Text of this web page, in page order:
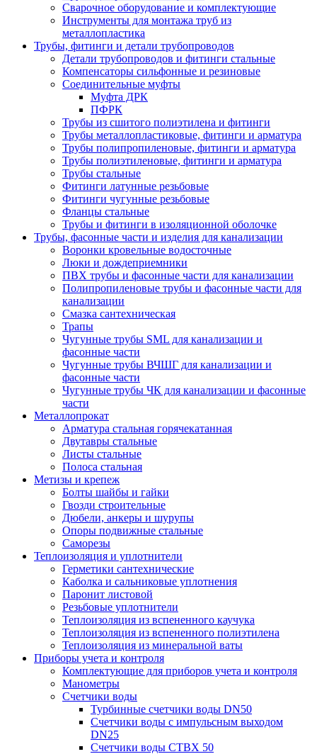
Сварочное оборудование и комплектующие
Инструменты для монтажа труб из
металлопластика
Трубы, фитинги и детали трубопроводов
Детали трубопроводов и фитинги стальные
Компенсаторы сильфонные и резиновые
Соединительные муфты
Муфта ДРК
ПФРК
Трубы из сшитого полиэтилена и фитинги
Трубы металлопластиковые, фитинги и арматура
Трубы полипропиленовые, фитинги и арматура
Трубы полиэтиленовые, фитинги и арматура
Трубы стальные
Фитинги латунные резьбовые
Фитинги чугунные резьбовые
Фланцы стальные
Трубы и фитинги в изоляционной оболочке
Трубы, фасонные части и изделия для канализации
Воронки кровельные водосточные
Люки и дождеприемники
ПВХ трубы и фасонные части для канализации
Полипропиленовые трубы и фасонные части для
канализации
Смазка сантехническая
Трапы
Чугунные трубы SML для канализации и
фасонные части
Чугунные трубы ВЧШГ для канализации и
фасонные части
Чугунные трубы ЧК для канализации и фасонные
части
Металлопрокат
Арматура стальная горячекатанная
Двутавры стальные
Листы стальные
Полоса стальная
Метизы и крепеж
Болты шайбы и гайки
Гвозди строительные
Дюбели, анкеры и шурупы
Опоры подвижные стальные
Саморезы
Теплоизоляция и уплотнители
Герметики сантехнические
Каболка и сальниковые уплотнения
Паронит листовой
Резьбовые уплотнители
Теплоизоляция из вспененного каучука
Теплоизоляция из вспененного полиэтилена
Теплоизоляция из минеральной ваты
Приборы учета и контроля
Комплектующие для приборов учета и контроля
Манометры
Счетчики воды
Турбинные счетчики воды DN50
Счетчики воды с импульсным выходом
DN25
Счетчики воды СТВХ 50